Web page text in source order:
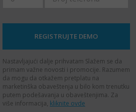
Nastavljajući dalje prihvatam Slažem se da
primam važne novosti i promocije. Razumem
da mogu da otkažem pretplatu na
marketinška obaveštenja u bilo kom trenutku
putem podešavanja u obaveštenjima. Za
više informacija, kliknite ovde